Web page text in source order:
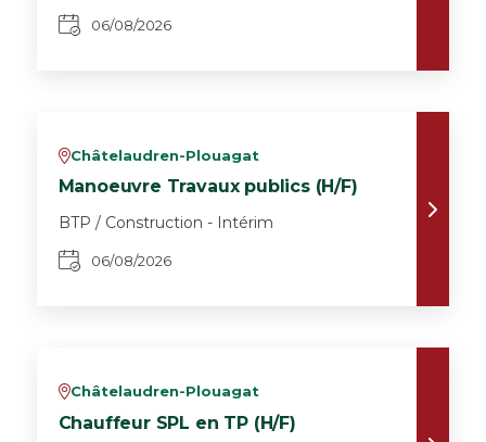
06/08/2026
vChâtelaudren-Plouagat
Manoeuvre Travaux publics (H/F)
BTP / Construction - Intérim
06/08/2026
vChâtelaudren-Plouagat
Chauffeur SPL en TP (H/F)